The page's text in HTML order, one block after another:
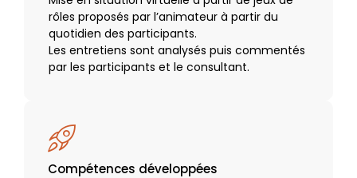
rôles proposés par l’animateur à partir du
quotidien des participants.
Les entretiens sont analysés puis commentés
par les participants et le consultant.
Compétences développées